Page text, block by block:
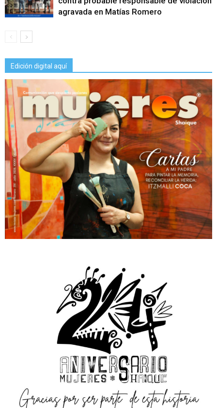
agravada en Matías Romero
Edición digital aquí